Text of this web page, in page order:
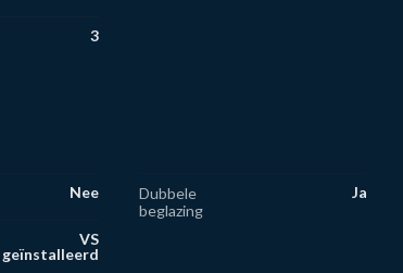
3
Nee
Dubbele
beglazing
Ja
VS
geïnstalleerd